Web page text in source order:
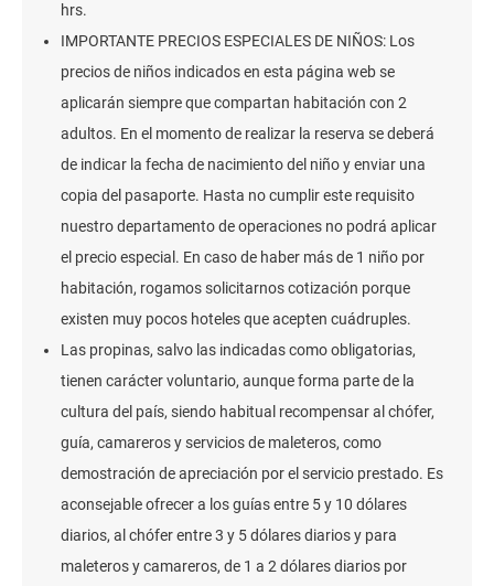
hrs.
IMPORTANTE PRECIOS ESPECIALES DE NIÑOS: Los
precios de niños indicados en esta página web se
aplicarán siempre que compartan habitación con 2
adultos. En el momento de realizar la reserva se deberá
de indicar la fecha de nacimiento del niño y enviar una
copia del pasaporte. Hasta no cumplir este requisito
nuestro departamento de operaciones no podrá aplicar
el precio especial. En caso de haber más de 1 niño por
habitación, rogamos solicitarnos cotización porque
existen muy pocos hoteles que acepten cuádruples.
Las propinas, salvo las indicadas como obligatorias,
tienen carácter voluntario, aunque forma parte de la
cultura del país, siendo habitual recompensar al chófer,
guía, camareros y servicios de maleteros, como
demostración de apreciación por el servicio prestado. Es
aconsejable ofrecer a los guías entre 5 y 10 dólares
diarios, al chófer entre 3 y 5 dólares diarios y para
maleteros y camareros, de 1 a 2 dólares diarios por